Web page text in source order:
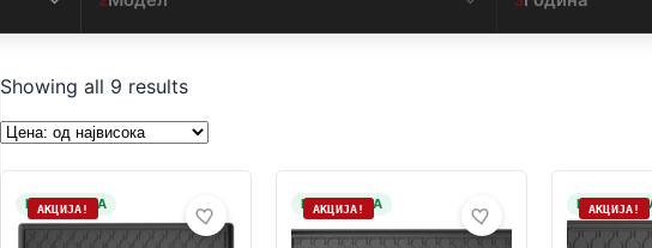
Showing all 9 results
НА ЗАЛИХА
АКЦИЈА! НА ЗАЛИХА
АКЦИЈА! НААКЦИЈА!